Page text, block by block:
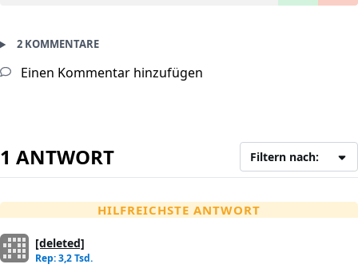
2 KOMMENTARE
Einen Kommentar hinzufügen
1 ANTWORT Filtern nach:
HILFREICHSTE ANTWORT
[deleted]
Rep: 3,2 Tsd.